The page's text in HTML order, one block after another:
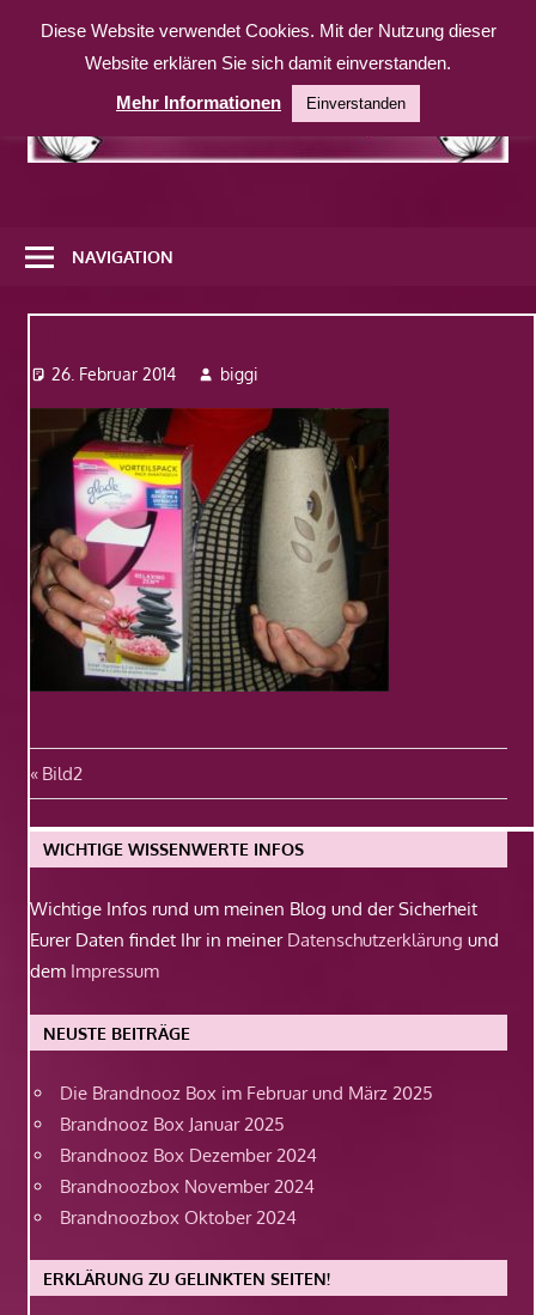
Inhalt
weitere
Website
NAVIGATION
26. Februar 2014 biggi
Beitragsnavigation
Vorheriger
Beitrag:
Bild2
WICHTIGE WISSENWERTE INFOS
Wichtige Infos rund um meinen Blog und der Sicherheit
Eurer Daten findet Ihr in meiner Datenschutzerklärung und
dem Impressum
NEUSTE BEITRÄGE
Die Brandnooz Box im Februar und März 2025
Brandnooz Box Januar 2025
Brandnooz Box Dezember 2024
Brandnoozbox November 2024
Brandnoozbox Oktober 2024
ERKLÄRUNG ZU GELINKTEN SEITEN!
Diese Website verwendet Cookies. Mit der Nutzung dieser
Website erklären Sie sich damit einverstanden.
Mehr Informationen
Einverstanden